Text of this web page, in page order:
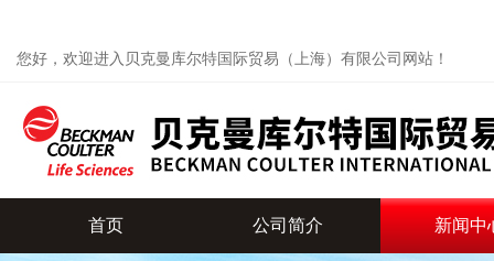
您好，欢迎进入贝克曼库尔特国际贸易（上海）有限公司网站！
首页 公司简介 新闻中